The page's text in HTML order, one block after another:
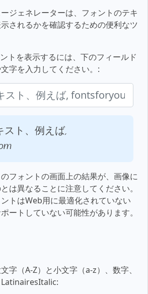
ジェネレーターは、フォントのテキ
されるかを確認するための便利なツ
トを表示するには、下のフィールド
字を入力してください。:
スト、例えば,
フォントの画面上の結果が、画像に
は異なることに注意してください。
トはWeb用に最適化されていない
ートしていない可能性があります。
字（A-Z）と小文字（a-z）、数字、